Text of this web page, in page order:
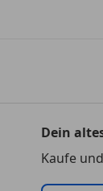
Dein
Kaufe